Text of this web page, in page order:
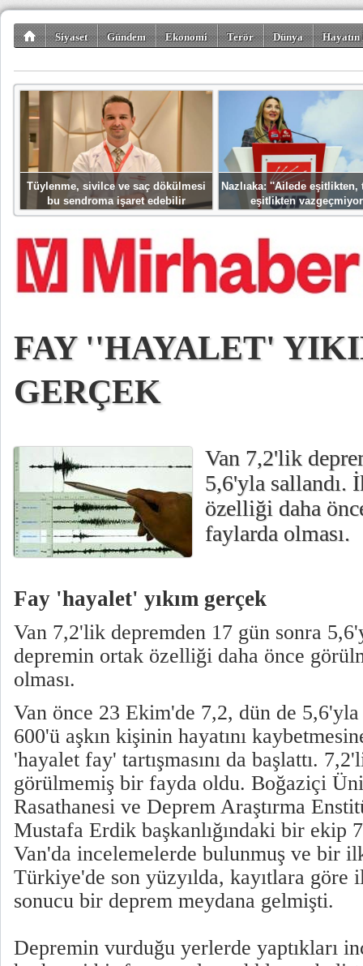
Siyaset Gündem Ekonomi Terör Dünya
Tüylenme, sivilce ve saç dökülmesi
bu sendroma işaret edebilir
Nazlıaka: ''Ailede eşitlikten,
eşitlikten
FAY ''HAYALET'
GERÇEK
Van 7,2'lik
5,6'yla sallandı.
özelliği daha
faylarda olması.
Fay 'hayalet' yıkım gerçek
Van 7,2'lik depremden 17 gün sonra
depremin ortak özelliği daha önce
olması.
Van önce 23 Ekim'de 7,2, dün de
600'ü aşkın kişinin hayatını
'hayalet fay' tartışmasını da başlattı.
görülmemiş bir fayda oldu. Boğaziçi
Rasathanesi ve Deprem Araştırma
Mustafa Erdik başkanlığındaki bir ekip
Van'da incelemelerde bulunmuş ve bir
Türkiye'de son yüzyılda, kayıtlara göre
sonucu bir deprem meydana gelmişti.
Depremin vurduğu yerlerde yaptıkları